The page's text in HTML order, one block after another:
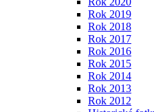
Rok 2019
Rok 2018
Rok 2017
Rok 2016
Rok 2015
Rok 2014
Rok 2013
Rok 2012